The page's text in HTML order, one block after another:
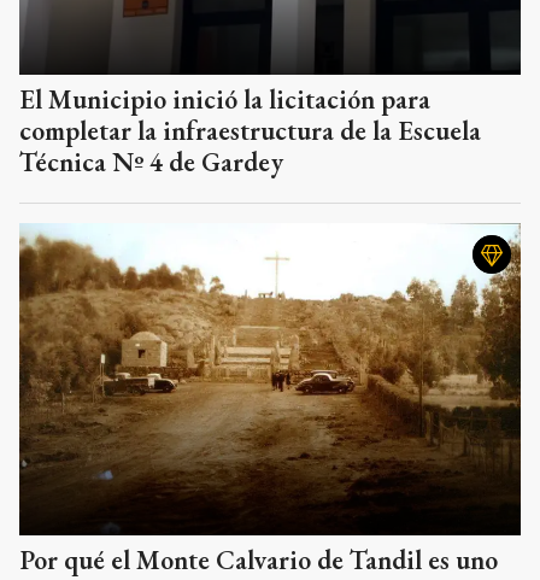
El Municipio inició la licitación para
completar la infraestructura de la Escuela
Técnica Nº 4 de Gardey
Por qué el Monte Calvario de Tandil es uno